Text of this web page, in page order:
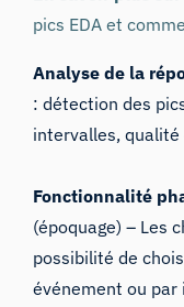
pics EDA et
Analyse de la
: détection des
intervalles, qualité
Fonctionnalité
(époquage) – Les
possibilité de
événement ou